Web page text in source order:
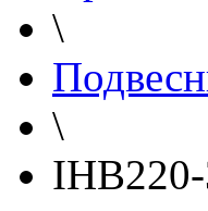
\
\
IHB220-